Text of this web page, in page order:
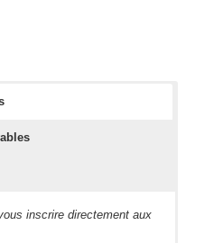
inscrire directement aux